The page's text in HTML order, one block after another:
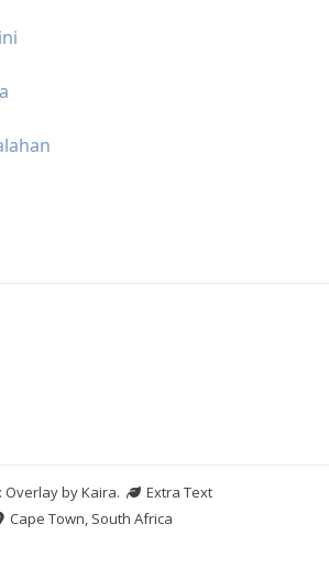
Overlay byKaira.
Extra Text
Cape Town, South Africa